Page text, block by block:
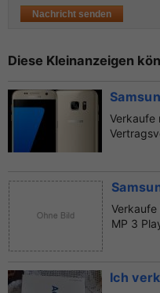
Diese Kleinanzeigen
Verkaufe
Verkaufe
MP 3
Ich